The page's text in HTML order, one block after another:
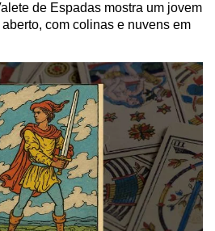
de Espadas mostra um jovem
com colinas e nuvens em